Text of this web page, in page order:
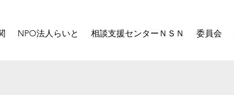
NPO法人らいと 相談支援センターＮＳＮ 委員会